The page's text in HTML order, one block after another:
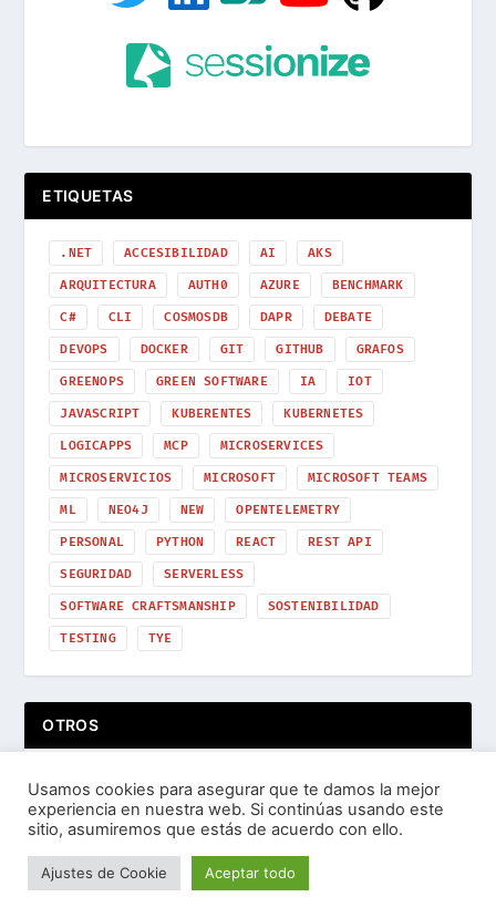
ETIQUETAS
.NET ACCESIBILIDAD AI AKS
ARQUITECTURA AUTH0 AZURE BENCHMARK
C# CLI COSMOSDB DAPR DEBATE
DEVOPS DOCKER GIT GITHUB GRAFOS
GREENOPS GREEN SOFTWARE IA IOT
JAVASCRIPT KUBERENTES KUBERNETES
LOGICAPPS MCP MICROSERVICES
MICROSERVICIOS MICROSOFT MICROSOFT TEAMS
ML NEO4J NEW OPENTELEMETRY
PERSONAL PYTHON REACT REST API
SEGURIDAD SERVERLESS
SOFTWARE CRAFTSMANSHIP SOSTENIBILIDAD
TESTING TYE
OTROS
Usamos cookies para asegurar que te damos la mejor
experiencia en nuestra web. Si continúas usando este
sitio, asumiremos que estás de acuerdo con ello.
Ajustes de Cookie Aceptar todo